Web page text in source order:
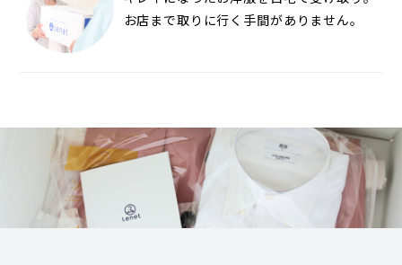
お店まで取りに行く手間がありません。